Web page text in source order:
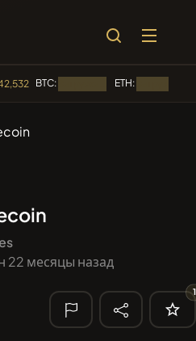
BTC: ETH:
POOPSIE
ATH ATH
#622
Heap of hay HAY
#556
22 месяцы назад
1